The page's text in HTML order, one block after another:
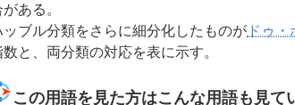
ある。
ッブル分類をさらに細分化したものが ドゥ
数と、両分類の対応を表に示す。
この用語を見た方はこんな用語も見て